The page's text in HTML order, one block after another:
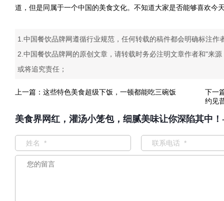
道，但是同属于一个中国的美食文化。不知道大家是否能够喜欢今
1.中国餐饮品牌网遵循行业规范，任何转载的稿件都会明确标注作
2.中国餐饮品牌网的原创文章，请转载时务必注明文章作者和"来
或将追究责任；
上一篇： 这些特色美食超级下饭，一顿都能吃三碗饭
下一
约见
美食界网红，灌汤小笼包，细腻美味让你深陷其中